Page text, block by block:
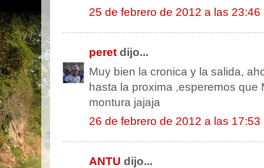
25 de febrero de 2012 a las 23:46
peret dijo...
Muy bien la cronica y la salida,
hasta la proxima ,esperemos que
montura jajaja
26 de febrero de 2012 a las 17:53
ANTU dijo...